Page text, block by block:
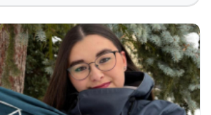
po jarních prázdninách 9.2.2026.
pomáháte držet pořádek a můžeme
na zajištění zájmového vzdělávání
vás.